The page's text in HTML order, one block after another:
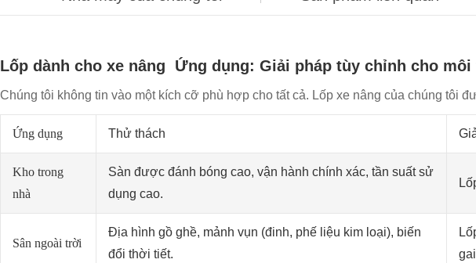
Lốp dành cho xe nâng Ứng dụng: Giải pháp tùy chỉnh cho
Chúng tôi không tin vào một kích cỡ phù hợp cho tất cả. Lốp xe nâng của chúng tôi
Ứng dụng Thử thách
Kho trong
nhà
Sàn được đánh bóng cao, vận hành chính xác, tần suất sử
dụng cao.
Sân ngoài trời
Địa hình gồ ghề, mảnh vụn (đinh, phế liệu kim loại), biến
đổi thời tiết.